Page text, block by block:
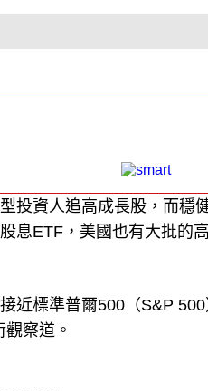
投資人追高成長股，而穩
息ETF，美國也有大批的
近標準普爾500（S&P
察道。